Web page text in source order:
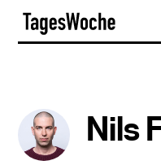
Skip
content
Nils